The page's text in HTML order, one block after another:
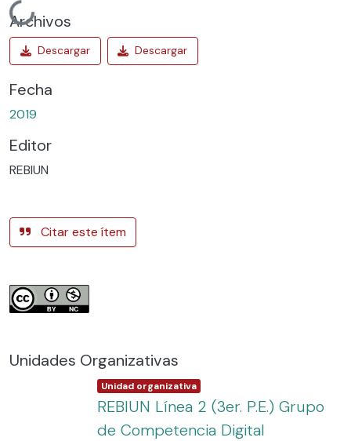
Cargando...
Archivos
Fecha
2019
Editor
REBIUN
Citar este ítem
Unidades Organizativas
Item type:
Unidad organizativa ,
REBIUN Línea 2 (3er. P.E.) Grupo
de Competencia Digital